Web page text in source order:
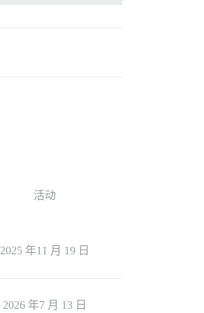
活动
2025 年11 月 19 日
2026 年7 月 13 日